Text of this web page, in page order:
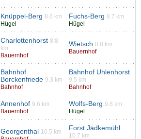
Knüppel-Berg 8.6 km
Hügel
Fuchs-Berg 8.7 km
Hügel
Charlottenhorst 8.8
km
Bauernhof
Wietsch 8.8 km
Bauernhof
Bahnhof
Borckenfriede 9.3 km
Bahnhof
Bahnhof Uhlenhorst
9.5 km
Bahnhof
Annenhof 9.6 km
Bauernhof
Wolfs-Berg 9.8 km
Hügel
Georgenthal
10.5 km
Forst Jädkemühl
10.7 km